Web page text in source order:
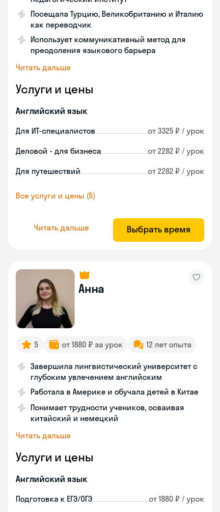
Посещала Турцию, Великобританию и Италию
как переводчик
Использует коммуникативный метод для
преодоления языкового барьера
Читать дальше
Услуги и цены
Английский язык
Для ИТ-специалистов от 3325 ₽ / урок
Деловой - для бизнеса от 2282 ₽ / урок
Для путешествий от 2282 ₽ / урок
Все услуги и цены (5)
Читать дальше Выбрать время
Анна
5 от 1880 ₽ за урок 12 лет опыта
Завершила лингвистический университет с
глубоким увлечением английским
Работала в Америке и обучала детей в Китае
Понимает трудности учеников, осваивая
китайский и немецкий
Читать дальше
Услуги и цены
Английский язык
Подготовка к ЕГЭ/ОГЭ от 1880 ₽ / урок